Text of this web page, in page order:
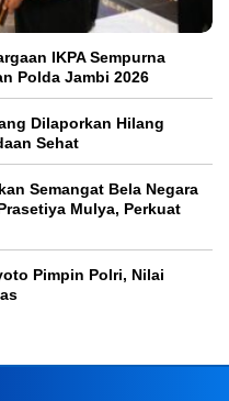
IKPA Sempurna
Polda Jambi 2026
Dilaporkan Hilang
Sehat
Semangat Bela Negara
Mulya, Perkuat
Pimpin Polri, Nilai